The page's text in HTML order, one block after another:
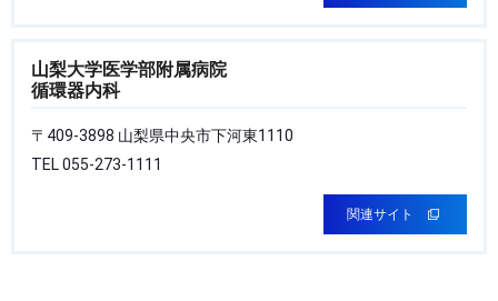
山梨大学医学部附属病院
循環器内科
〒409-3898 山梨県中央市下河東1110
TEL 055-273-1111
関連サイト